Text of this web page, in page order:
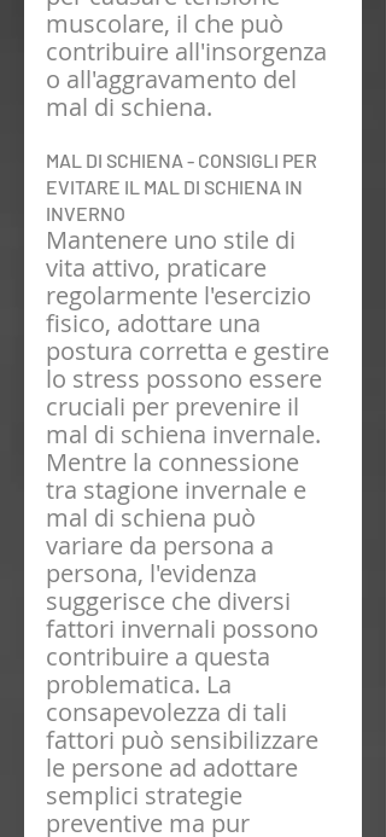
muscolare, il che può
contribuire all'insorgenza
o all'aggravamento del
mal di schiena.
MAL DI SCHIENA - CONSIGLI PER
EVITARE IL MAL DI SCHIENA IN
INVERNO
Mantenere uno stile di
vita attivo, praticare
regolarmente l'esercizio
fisico, adottare una
postura corretta e gestire
lo stress possono essere
cruciali per prevenire il
mal di schiena invernale.
Mentre la connessione
tra stagione invernale e
mal di schiena può
variare da persona a
persona, l'evidenza
suggerisce che diversi
fattori invernali possono
contribuire a questa
problematica. La
consapevolezza di tali
fattori può sensibilizzare
le persone ad adottare
semplici strategie
preventive ma pur